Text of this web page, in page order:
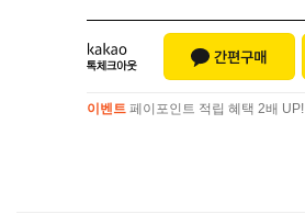
이벤트 페이포인트 적립 혜택 2배 UP!